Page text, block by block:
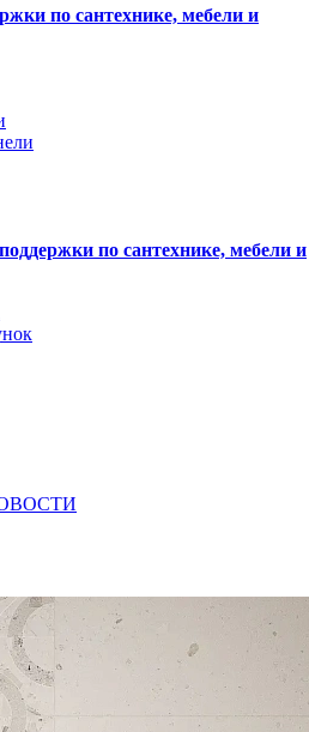
по сантехнике, мебели и
по сантехнике, мебели и